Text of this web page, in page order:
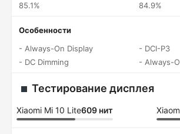
85.1%
84.9%
Особенности
- Always-On Display
- DC Dimming
- DCI-P3
- Always-
Тестирование дисплея
Xiaomi Mi 10 Lite609 нит